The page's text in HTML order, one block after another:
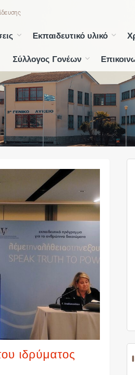
Εκπαιδευτικό υλικό
Σύλλογος Γονέων
ιδρύματος